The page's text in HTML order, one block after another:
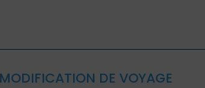
DE VOYAGE